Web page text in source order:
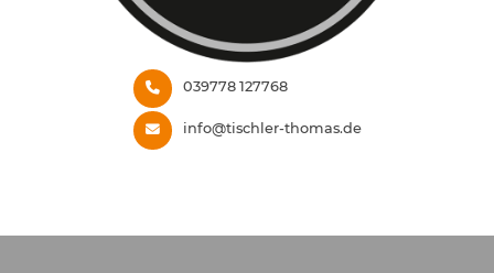
039778 127768
info@tischler-thomas.de